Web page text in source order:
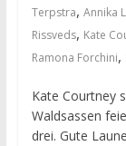
Terpstra, Annika
Rissveds, Kate
Ramona Forchini,
Kate Courtney
Waldsassen
drei. Gute